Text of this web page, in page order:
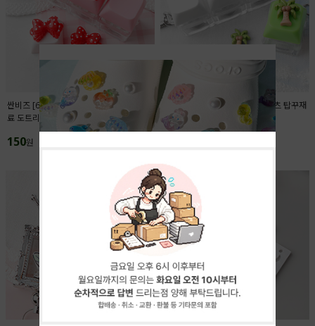
싼비즈 [6425-03]아크릴 키캡파츠 탑꾸재
료 도트리본 18x13.4mm ,1개
150원
싼비즈 [6422-14]아크릴 키캡파츠 탑꾸재
료 야자수 11.5x12.5mm ,1개